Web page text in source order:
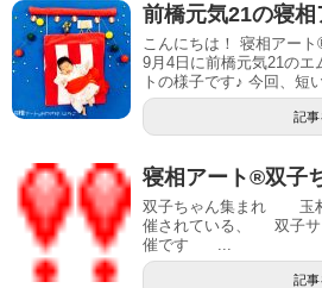
前橋元気21の寝
こんにちは！ 寝相アー
9月4日に前橋元気21のエ
トの様子です♪ 今回、短
記事
寝相アート®双子
双子ちゃん集まれ 玉村
催されている、 双子
催です ...
記事